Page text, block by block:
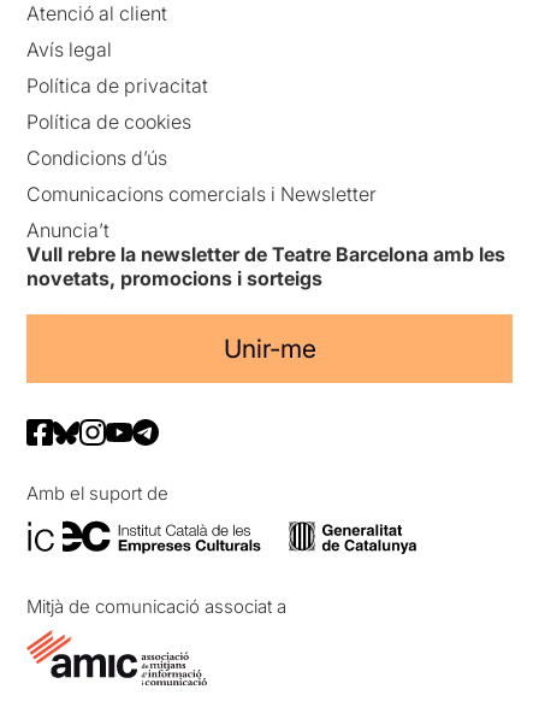
Atenció al client
Avís legal
Política de privacitat
Política de cookies
Condicions d’ús
Comunicacions comercials i Newsletter
Anuncia’t
Vull rebre la newsletter de Teatre Barcelona amb les
novetats, promocions i sorteigs
Unir-me
Amb el suport de
Mitjà de comunicació associat a